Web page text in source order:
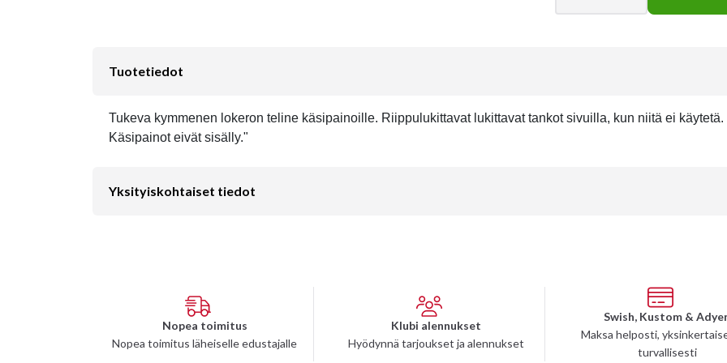
Tuotetiedot
Tukeva kymmenen lokeron teline käsipainoille. Riippulukittavat lukittavat tankot sivuilla, kun niitä ei
Käsipainot eivät sisälly."
Yksityiskohtaiset tiedot
Nopea toimitus
Nopea toimitus läheiselle edustajalle
Klubi alennukset
Hyödynnä tarjoukset ja alennukset
Swish, Kustom &
Maksa helposti,
turvallisesti